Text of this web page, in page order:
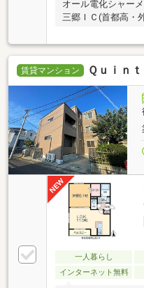
オール電化シャー
三郷ＩＣ(首都高・
賃貸マンション Ｑｕｉｎ
一人暮らし
インターネット無料